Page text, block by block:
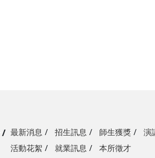
最新消息 招生訊息 師生獲獎
演
活動花絮
就業訊息 本所徵才